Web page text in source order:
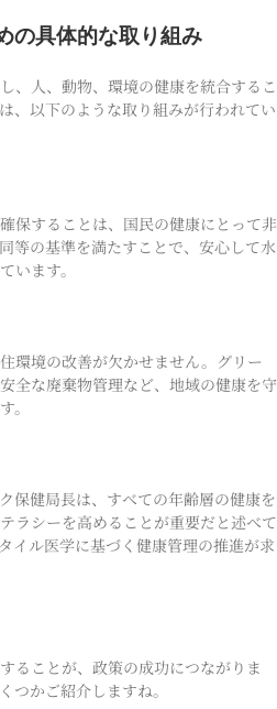
の具体的な取り組み
、人、動物、環境の健康を統合するこ
、以下のような取り組みが行われてい
保することは、国民の健康にとって非
等の基準を満たすことで、安心して水
います。
環境の改善が欠かせません。グリー
全な廃棄物管理など、地域の健康を守
。
保健局長は、すべての年齢層の健康を
ラシーを高めることが重要だと述べて
イル医学に基づく健康管理の推進が求
ることが、政策の成功につながりま
つかご紹介しますね。